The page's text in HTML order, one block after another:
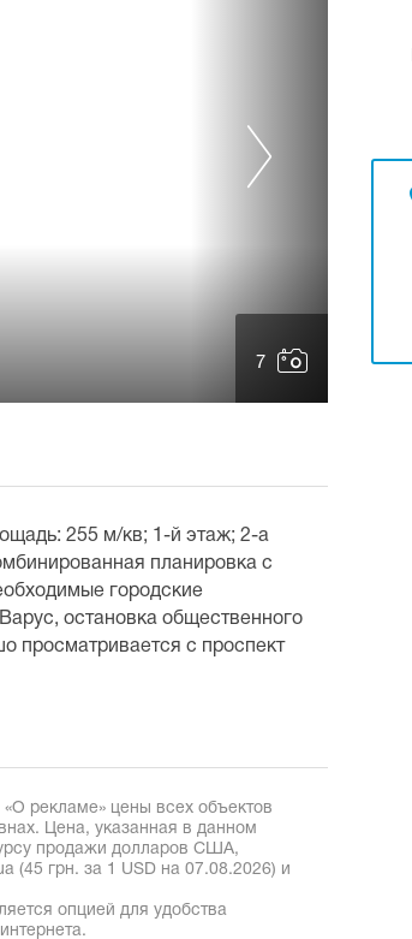
7
255 м/кв; 1-й этаж; 2-а
планировка с
городские
остановка общественного
просматривается с проспект
рекламе» цены всех объектов
Цена, указанная в данном
продажи долларов США,
(45 грн. за 1 USD на 07.08.2026) и
опцией для удобства